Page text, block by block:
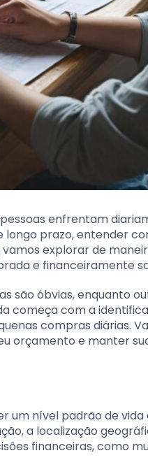
enfrentam
prazo, entender
vamos explorar de
e financeiramente
são óbvias, enquanto
começa com a
compras diárias.
orçamento e manter
um nível padrão de vida
a localização
financeiras, como